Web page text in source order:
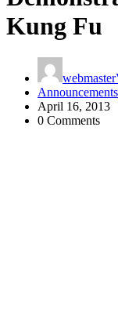
Kung Fu
Announcements
April 16, 2013
0 Comments